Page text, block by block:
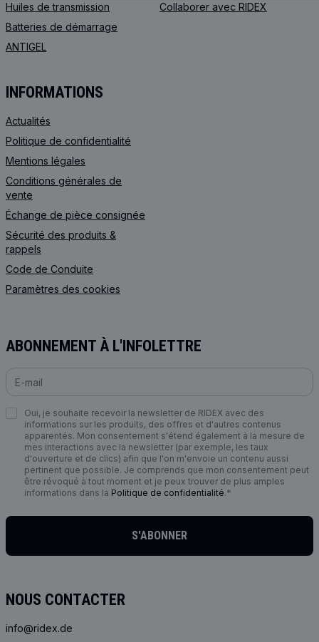
Huiles de transmission
Batteries de démarrage
ANTIGEL
Collaborer avec RIDEX
INFORMATIONS
Actualités
Politique de confidentialité
Mentions légales
Conditions générales de
vente
Échange de pièce consignée
Sécurité des produits &
rappels
Code de Сonduite
Paramètres des cookies
NOUS CONTACTER
info@ridex.de
ABONNEMENT À L'INFOLETTRE
Oui, je souhaite recevoir la newsletter de RIDEX avec des
informations sur les produits, des offres et d'autres contenus
apparentés. Mon consentement s'étend également à la mesure de
mes interactions avec la newsletter (par exemple, les taux
d'ouverture et de clics) afin que l'on m'envoie un contenu aussi
pertinent que possible. Je comprends que mon consentement peut
être révoqué à tout moment et je peux trouver de plus amples
informations dans la Politique de confidentialité.*
S'ABONNER